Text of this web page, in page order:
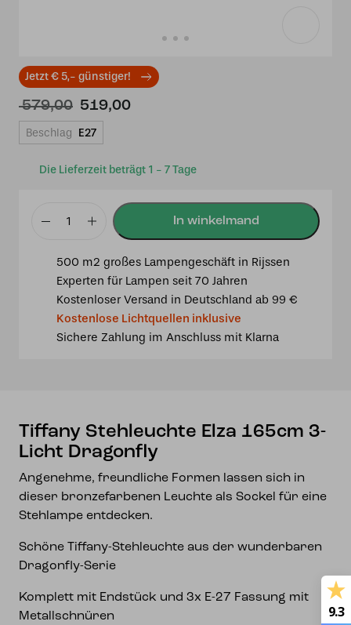
Jetzt € 5,- günstiger!
Die Lieferzeit beträgt 1 - 7 Tage
579,00 Ursprünglicher
Preis
war:
519,00Aktueller
Beschlag E27
Tiffany
165cm
Licht
Dragonfly
500 m2 großes Lampengeschäft in Rijssen
Experten für Lampen seit 70 Jahren
Kostenloser Versand in Deutschland ab 99 €
Kostenlose Lichtquellen inklusive
Sichere Zahlung im Anschluss mit Klarna
Tiffany Stehleuchte Elza 165cm 3-
Licht Dragonfly
Angenehme, freundliche Formen lassen sich in
dieser bronzefarbenen Leuchte als Sockel für eine
Stehlampe entdecken.
Schöne Tiffany-Stehleuchte aus der wunderbaren
Dragonfly-Serie
Komplett mit Endstück und 3x E-27 Fassung mit
Metallschnüren
9.3